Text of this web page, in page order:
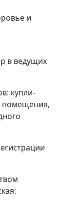
и
в ведущих
купли-
помещения,